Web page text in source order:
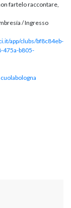
fartelo raccontare,
/ Ingresso
app/clubs/bf8c84eb-
475a-b805-